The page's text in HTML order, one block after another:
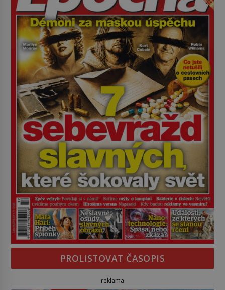
PROLISTOVAT ČASOPIS
reklama